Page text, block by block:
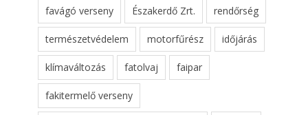
favágó verseny Északerdő Zrt. rendőrség
természetvédelem motorfűrész időjárás
klímaváltozás fatolvaj faipar
fakitermelő verseny